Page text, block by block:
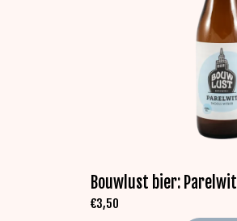
Bouwlust bier: Parelwit
€3,50